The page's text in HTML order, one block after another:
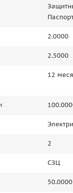
2.0000
2.5000
12
2
СЗЦ
50.0000